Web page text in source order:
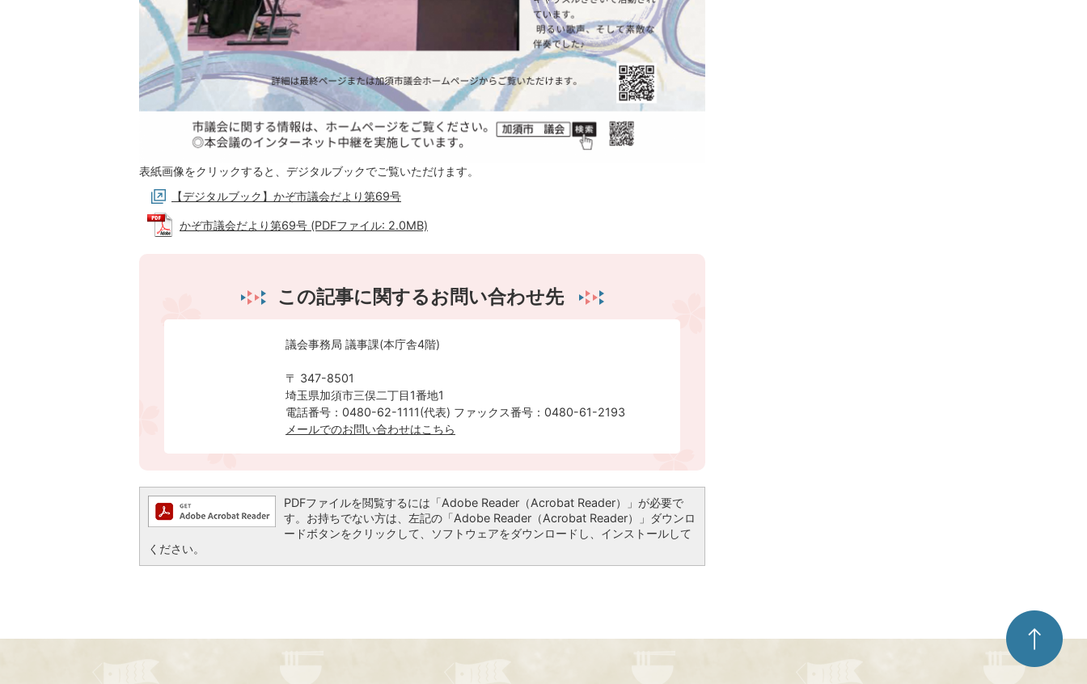
表紙画像をクリックすると、デジタルブックでご覧いただけます。
【デジタルブック】かぞ市議会だより第69号
かぞ市議会だより第69号 (PDFファイル: 2.0MB)
この記事に関するお問い合わせ先
議会事務局 議事課(本庁舎4階)
〒 347-8501
埼玉県加須市三俣二丁目1番地1
電話番号：0480-62-1111(代表) ファックス番号：0480-61-2193
メールでのお問い合わせはこちら
PDFファイルを閲覧するには「Adobe Reader（Acrobat Reader）」が必要で
す。お持ちでない方は、左記の「Adobe Reader（Acrobat Reader）」ダウンロ
ードボタンをクリックして、ソフトウェアをダウンロードし、インストールして
ください。
ペ
ー
ジ